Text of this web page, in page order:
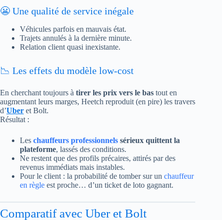
😬 Une qualité de service inégale
Véhicules parfois en mauvais état.
Trajets annulés à la dernière minute.
Relation client quasi inexistante.
📉 Les effets du modèle low-cost
En cherchant toujours à tirer les prix vers le bas tout en
augmentant leurs marges, Heetch reproduit (en pire) les travers
d’Uber et Bolt.
Résultat :
Les chauffeurs professionnels sérieux quittent la
plateforme, lassés des conditions.
Ne restent que des profils précaires, attirés par des
revenus immédiats mais instables.
Pour le client : la probabilité de tomber sur un chauffeur
en règle est proche… d’un ticket de loto gagnant.
Comparatif avec Uber et Bolt